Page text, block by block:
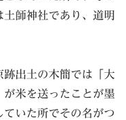
師神社であり、道明
出土の木簡では「大
米を送ったことが墨
いた所でその名がつ